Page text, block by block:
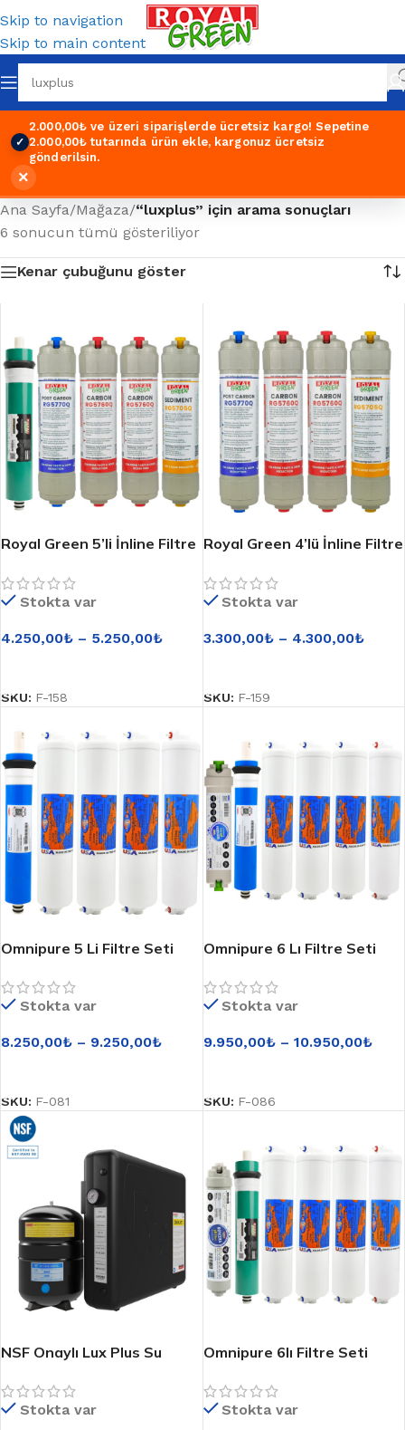
Skip to navigation
Skip to main content
✓
2.000,00₺ ve üzeri siparişlerde ücretsiz kargo! Sepetine
2.000,00₺ tutarında ürün ekle, kargonuz ücretsiz
gönderilsin.
×
Ana Sayfa/Mağaza/“luxplus” için arama sonuçları
6 sonucun tümü gösteriliyor
Kenar çubuğunu göster
Royal Green 5’li İnline Filtre
Stokta var
4.250,00₺ – 5.250,00₺
SKU: F-158
Royal Green 4’lü İnline Filtre
Stokta var
3.300,00₺ – 4.300,00₺
SKU: F-159
Omnipure 5 Li Filtre Seti
Stokta var
8.250,00₺ – 9.250,00₺
SKU: F-081
Omnipure 6 Lı Filtre Seti
Stokta var
9.950,00₺ – 10.950,00₺
SKU: F-086
NSF Onaylı Lux Plus Su
Stokta var
Omnipure 6lı Filtre Seti
Stokta var